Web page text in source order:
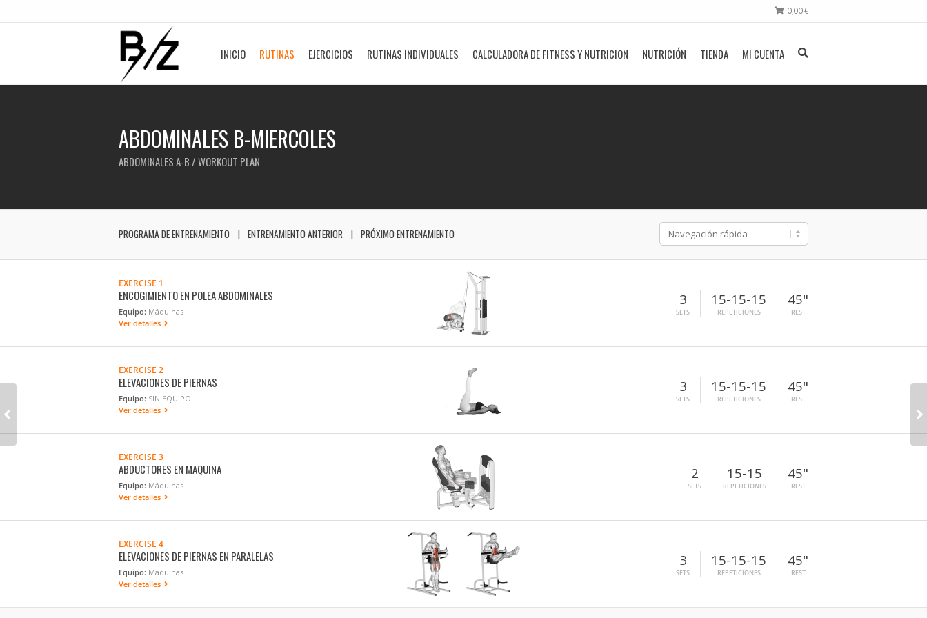
0,00€
INICIO RUTINAS EJERCICIOS RUTINAS INDIVIDUALES CALCULADORA DE FITNESS Y NUTRICION NUTRICIÓN TIENDA MI CUENTA
ABDOMINALES B-MIERCOLES
ABDOMINALES A-B / WORKOUT PLAN
PROGRAMA DE ENTRENAMIENTO ENTRENAMIENTO ANTERIOR PRÓXIMO ENTRENAMIENTO
EXERCISE 1
ENCOGIMIENTO EN POLEA ABDOMINALES
Equipo: Máquinas
Ver detalles
3
SETS
15-15-15
REPETICIONES
45"
REST
EXERCISE 2
ELEVACIONES DE PIERNAS
Equipo: SIN EQUIPO
Ver detalles
3
SETS
15-15-15
REPETICIONES
45"
REST
EXERCISE 3
ABDUCTORES EN MAQUINA
Equipo: Máquinas
Ver detalles
2
SETS
15-15
REPETICIONES
45"
REST
EXERCISE 4
ELEVACIONES DE PIERNAS EN PARALELAS
Equipo: Máquinas
Ver detalles
3
SETS
15-15-15
REPETICIONES
45"
REST